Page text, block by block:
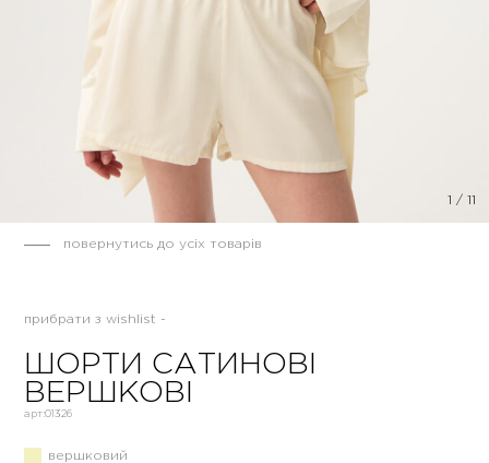
/
повернутись до усіх товарів
прибрати з wishlist -
ШОРТИ САТИНОВІ
ВЕРШКОВІ
арт:01326
вершковий